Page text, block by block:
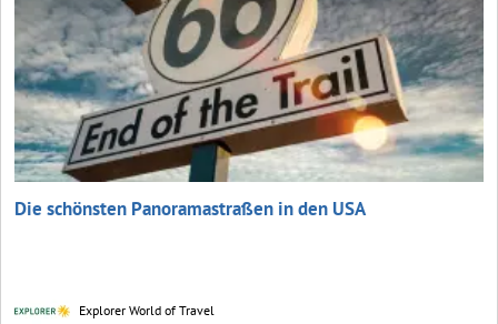
Die schönsten Panoramastraßen in den USA
Explorer World of Travel